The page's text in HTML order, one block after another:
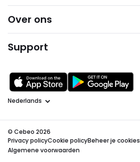
Over ons
Support
Taal
© Cebeo 2026
Privacy policyCookie policyBeheer je cookies
Algemene voorwaarden